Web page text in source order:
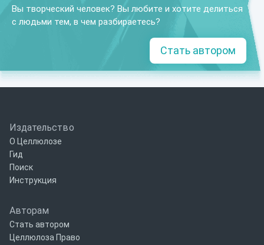
Вы творческий человек? Вы любите и хотите делиться
с людьми тем, в чем разбираетесь?
Стать автором
Издательство
О Целлюлозе
Гид
Поиск
Инструкция
Авторам
Стать автором
Целлюлоза Право